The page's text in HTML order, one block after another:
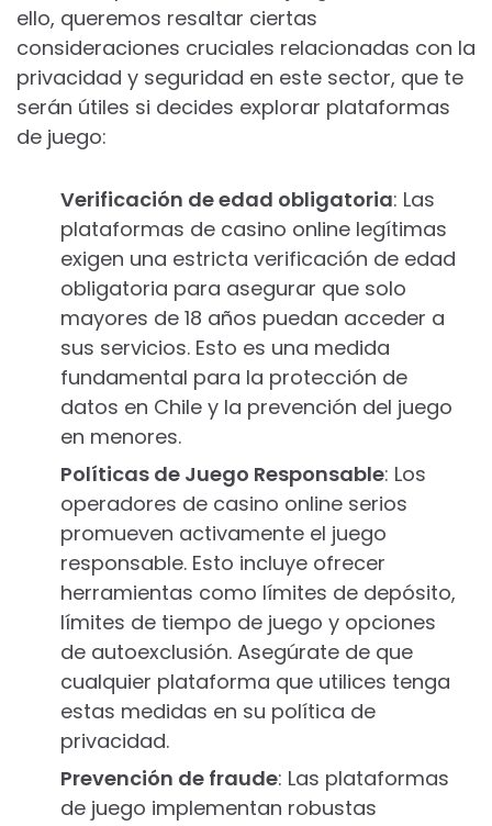
ello, queremos resaltar ciertas
consideraciones cruciales relacionadas con la
privacidad y seguridad en este sector, que te
serán útiles si decides explorar plataformas
de juego:
Verificación de edad obligatoria: Las
plataformas de casino online legítimas
exigen una estricta verificación de edad
obligatoria para asegurar que solo
mayores de 18 años puedan acceder a
sus servicios. Esto es una medida
fundamental para la protección de
datos en Chile y la prevención del juego
en menores.
Políticas de Juego Responsable: Los
operadores de casino online serios
promueven activamente el juego
responsable. Esto incluye ofrecer
herramientas como límites de depósito,
límites de tiempo de juego y opciones
de autoexclusión. Asegúrate de que
cualquier plataforma que utilices tenga
estas medidas en su política de
privacidad.
Prevención de fraude: Las plataformas
de juego implementan robustas